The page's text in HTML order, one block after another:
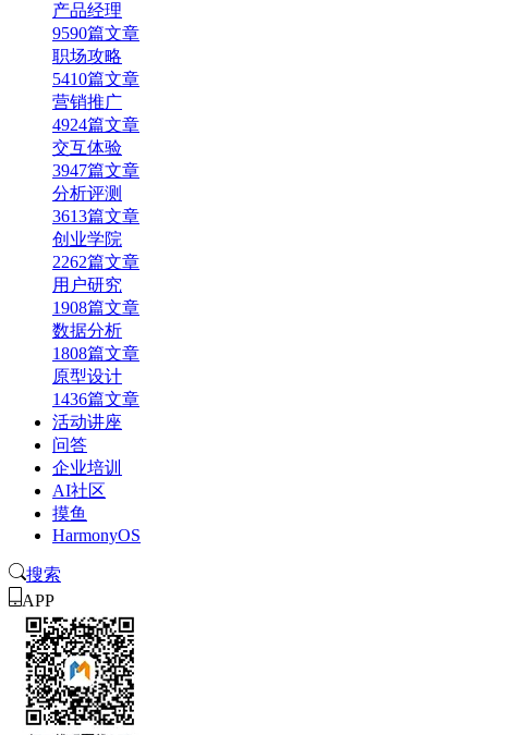
产品经理
9590篇文章
职场攻略
5410篇文章
营销推广
4924篇文章
交互体验
3947篇文章
分析评测
3613篇文章
创业学院
2262篇文章
用户研究
1908篇文章
数据分析
1808篇文章
原型设计
1436篇文章
活动讲座
问答
企业培训
AI社区
摸鱼
HarmonyOS
搜索
APP